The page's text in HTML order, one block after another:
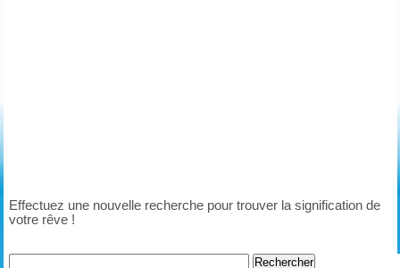
Effectuez une nouvelle recherche pour trouver la signification de
votre rêve !